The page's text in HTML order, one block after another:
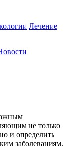
Лечение
не только
и определить
заболеваниям.